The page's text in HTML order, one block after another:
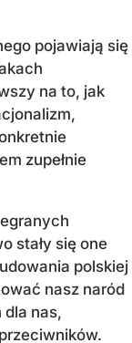
pojawiają się
na to, jak
zupełnie
stały się one
polskiej
nasz naród
dla nas,